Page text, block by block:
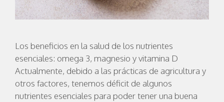
Los beneficios en la salud de los nutrientes
esenciales: omega 3, magnesio y vitamina D
Actualmente, debido a las prácticas de agricultura y
otros factores, tenemos déficit de algunos
nutrientes esenciales para poder tener una buena